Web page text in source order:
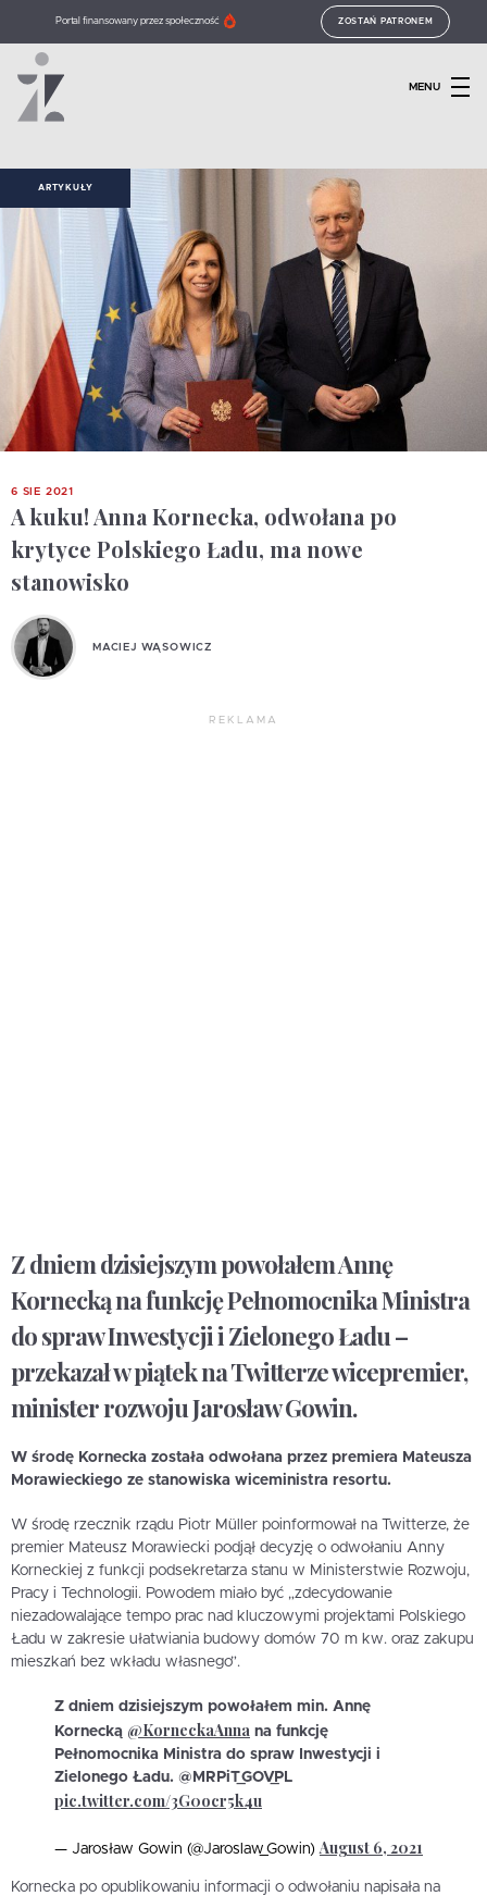
Portal finansowany przez społeczność ZOSTAŃ PATRONEM
MENU
ARTYKUŁY
6 SIE 2021
A kuku! Anna Kornecka, odwołana po
krytyce Polskiego Ładu, ma nowe
stanowisko
MACIEJ WĄSOWICZ
REKLAMA
Z dniem dzisiejszym powołałem Annę
Kornecką na funkcję Pełnomocnika Ministra
do spraw Inwestycji i Zielonego Ładu –
przekazał w piątek na Twitterze wicepremier,
minister rozwoju Jarosław Gowin.
W środę Kornecka została odwołana przez premiera Mateusza
Morawieckiego ze stanowiska wiceministra resortu.
W środę rzecznik rządu Piotr Müller poinformował na Twitterze, że
premier Mateusz Morawiecki podjął decyzję o odwołaniu Anny
Korneckiej z funkcji podsekretarza stanu w Ministerstwie Rozwoju,
Pracy i Technologii. Powodem miało być „zdecydowanie
niezadowalające tempo prac nad kluczowymi projektami Polskiego
Ładu w zakresie ułatwiania budowy domów 70 m kw. oraz zakupu
mieszkań bez wkładu własnego”.
Z dniem dzisiejszym powołałem min. Annę
Kornecką @KorneckaAnna na funkcję
Pełnomocnika Ministra do spraw Inwestycji i
Zielonego Ładu. @MRPiT_GOV_PL
pic.twitter.com/3G0ocr5k4u
— Jarosław Gowin (@Jaroslaw_Gowin) August 6, 2021
Kornecka po opublikowaniu informacji o odwołaniu napisała na